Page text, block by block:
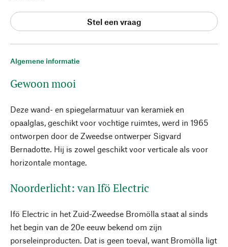
Algemene informatie
Gewoon mooi
Deze wand- en spiegelarmatuur van keramiek en
opaalglas, geschikt voor vochtige ruimtes, werd in 1965
ontworpen door de Zweedse ontwerper Sigvard
Bernadotte. Hij is zowel geschikt voor verticale als voor
horizontale montage.
Noorderlicht: van Ifö Electric
Ifö Electric in het Zuid-Zweedse Bromölla staat al sinds
het begin van de 20e eeuw bekend om zijn
porseleinproducten. Dat is geen toeval, want Bromölla ligt
Stel een vraag